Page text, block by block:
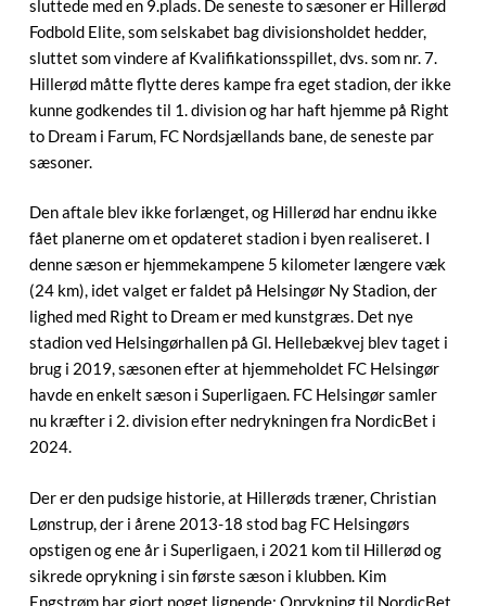
sluttede med en 9.plads. De seneste to sæsoner er Hillerød
Fodbold Elite, som selskabet bag divisionsholdet hedder,
sluttet som vindere af Kvalifikationsspillet, dvs. som nr. 7.
Hillerød måtte flytte deres kampe fra eget stadion, der ikke
kunne godkendes til 1. division og har haft hjemme på Right
to Dream i Farum, FC Nordsjællands bane, de seneste par
sæsoner.
Den aftale blev ikke forlænget, og Hillerød har endnu ikke
fået planerne om et opdateret stadion i byen realiseret. I
denne sæson er hjemmekampene 5 kilometer længere væk
(24 km), idet valget er faldet på Helsingør Ny Stadion, der
lighed med Right to Dream er med kunstgræs. Det nye
stadion ved Helsingørhallen på Gl. Hellebækvej blev taget i
brug i 2019, sæsonen efter at hjemmeholdet FC Helsingør
havde en enkelt sæson i Superligaen. FC Helsingør samler
nu kræfter i 2. division efter nedrykningen fra NordicBet i
2024.
Der er den pudsige historie, at Hillerøds træner, Christian
Lønstrup, der i årene 2013-18 stod bag FC Helsingørs
opstigen og ene år i Superligaen, i 2021 kom til Hillerød og
sikrede oprykning i sin første sæson i klubben. Kim
Engstrøm har gjort noget lignende: Oprykning til NordicBet